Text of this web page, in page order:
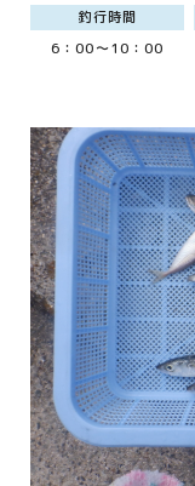
釣行時間
6：00～10：00